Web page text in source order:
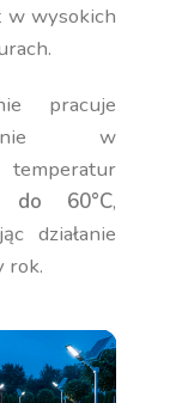
w wysokich
pracuje
w
do 60°C,
działanie
rok.